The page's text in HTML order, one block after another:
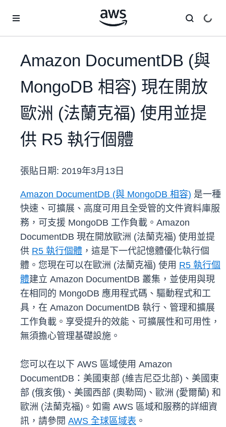
Amazon DocumentDB (與
MongoDB 相容) 現在開放
歐洲 (法蘭克福) 使用並提
供 R5 執行個體
張貼日期: 2019年3月13日
Amazon DocumentDB (與 MongoDB 相容) 是一種
快速、可擴展、高度可用且全受管的文件資料庫服
務，可支援 MongoDB 工作負載。Amazon
DocumentDB 現在開放歐洲 (法蘭克福) 使用並提
供 R5 執行個體 ，這是下一代記憶體優化執行個
體。您現在可以在歐洲 (法蘭克福) 使用 R5 執行個
體建立 Amazon DocumentDB 叢集，並使用與現
在相同的 MongoDB 應用程式碼、驅動程式和工
具，在 Amazon DocumentDB 執行、管理和擴展
工作負載。享受提升的效能、可擴展性和可用性，
無須擔心管理基礎設施。
您可以在以下 AWS 區域使用 Amazon
DocumentDB：美國東部 (維吉尼亞北部)、美國東
部 (俄亥俄)、美國西部 (奧勒岡)、歐洲 (愛爾蘭) 和
歐洲 (法蘭克福)。如需 AWS 區域和服務的詳細資
訊，請參閱 AWS 全球區域表 。